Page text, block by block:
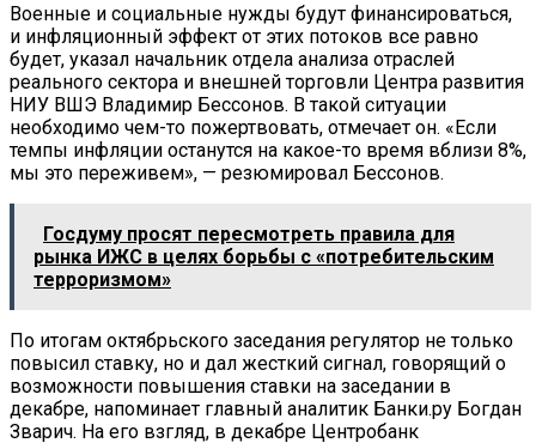
Военные и социальные нужды будут финансироваться,
и инфляционный эффект от этих потоков все равно
будет, указал начальник отдела анализа отраслей
реального сектора и внешней торговли Центра развития
НИУ ВШЭ Владимир Бессонов. В такой ситуации
необходимо чем-то пожертвовать, отмечает он. «Если
темпы инфляции останутся на какое-то время вблизи 8%,
мы это переживем», — резюмировал Бессонов.
Госдуму просят пересмотреть правила для
рынка ИЖС в целях борьбы с «потребительским
терроризмом»
По итогам октябрьского заседания регулятор не только
повысил ставку, но и дал жесткий сигнал, говорящий о
возможности повышения ставки на заседании в
декабре, напоминает главный аналитик Банки.ру Богдан
Зварич. На его взгляд, в декабре Центробанк